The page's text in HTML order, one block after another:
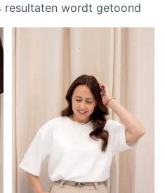
resultaten wordt getoond